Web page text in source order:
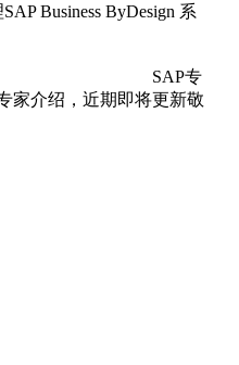
Business ByDesign 系
专
近期即将更新敬